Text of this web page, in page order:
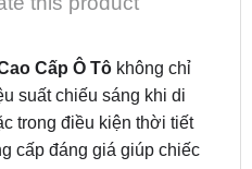
Cấp Ô Tôkhông chỉ
trong điều kiện thời tiết
cấp đáng giá giúp chiếc
cá tính và an toàn hơn.
cao cấpchính hãng